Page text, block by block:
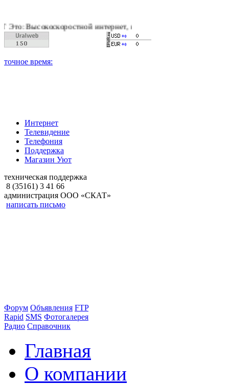
интернет, качественное цифровое и кабельное
Интернет
Телевидение
Телефония
Поддержка
Магазин Уют
техническая поддержка
8 (35161) 3 41 66
администрация ООО «СКАТ»
написать письмо
Форум Объявления FTP
Rapid SMS Фотогалерея
Радио Справочник
Главная
О компании